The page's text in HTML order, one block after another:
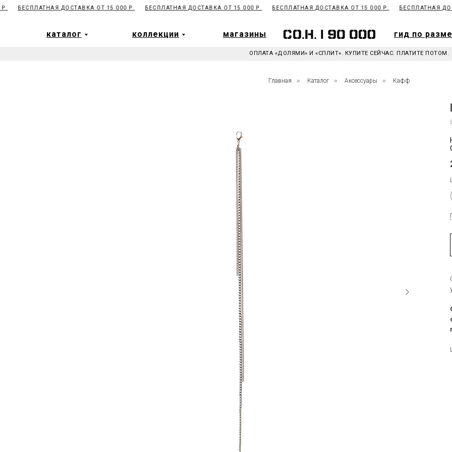
БЕСПЛАТНАЯ ДОСТАВКА ОТ 15 000 Р. БЕСПЛАТНАЯ ДОСТАВКА ОТ 15 000 Р. БЕСПЛАТНАЯ ДОСТАВКА ОТ 15 000 Р. БЕСПЛАТНАЯ
каталог коллекции магазины гид по
каталог коллекции магазины гид по
ОПЛАТА «ДОЛЯМИ» И «СПЛИТ». КУПИТЕ СЕЙЧАС. ПЛАТИТЕ ПОТОМ.
Главная » Каталог » Аксессуары » Кафф